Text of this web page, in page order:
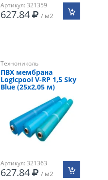
Артикул: 321359
627.84 / м2
Технониколь
ПВХ мембрана
Logicpool V-RP 1,5 Sky
Blue (25х2,05 м)
Артикул: 321363
627.84 / м2